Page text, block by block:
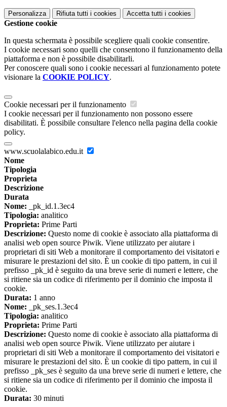
Personalizza Rifiuta tutti i cookies Accetta tutti i cookies
Gestione cookie
In questa schermata è possibile scegliere quali cookie consentire.
I cookie necessari sono quelli che consentono il funzionamento della
piattaforma e non è possibile disabilitarli.
Per conoscere quali sono i cookie necessari al funzionamento potete
visionare la COOKIE POLICY.
Cookie necessari per il funzionamento
I cookie necessari per il funzionamento non possono essere
disabilitati. È possibile consultare l'elenco nella pagina della cookie
policy.
www.scuolalabico.edu.it
Nome
Tipologia
Proprieta
Descrizione
Durata
Nome: _pk_id.1.3ec4
Tipologia: analitico
Proprieta: Prime Parti
Descrizione: Questo nome di cookie è associato alla piattaforma di
analisi web open source Piwik. Viene utilizzato per aiutare i
proprietari di siti Web a monitorare il comportamento dei visitatori e
misurare le prestazioni del sito. È un cookie di tipo pattern, in cui il
prefisso _pk_id è seguito da una breve serie di numeri e lettere, che
si ritiene sia un codice di riferimento per il dominio che imposta il
cookie.
Durata: 1 anno
Nome: _pk_ses.1.3ec4
Tipologia: analitico
Proprieta: Prime Parti
Descrizione: Questo nome di cookie è associato alla piattaforma di
analisi web open source Piwik. Viene utilizzato per aiutare i
proprietari di siti Web a monitorare il comportamento dei visitatori e
misurare le prestazioni del sito. È un cookie di tipo pattern, in cui il
prefisso _pk_ses è seguito da una breve serie di numeri e lettere, che
si ritiene sia un codice di riferimento per il dominio che imposta il
cookie.
Durata: 30 minuti